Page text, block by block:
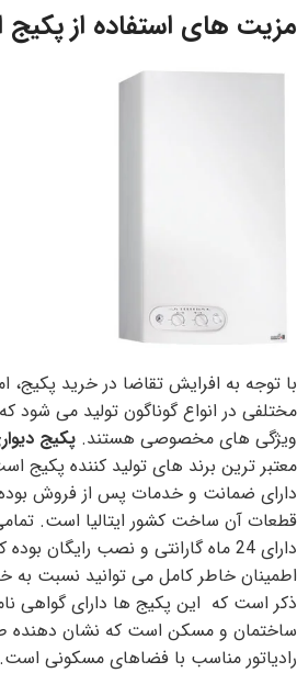
مزیت های استفاده از پکیج
با توجه به افرایش تقاضا در خرید پکیج،
مختلفی در انواع گوناگون تولید می شود
ویژگی های مخصوصی هستند. پکیج
معتبر ترین برند های تولید کننده
دارای ضمانت و خدمات پس از فروش بوده
قطعات آن ساخت کشور ایتالیا است. تمامی
دارای 24 ماه گارانتی و نصب رایگان
اطمینان خاطر کامل می توانید نسبت به
ذکر است که این پکیج ها دارای گواهی
ساختمان و مسکن است که نشان دهنده
رادیاتور مناسب با فضاهای مسکونی است.